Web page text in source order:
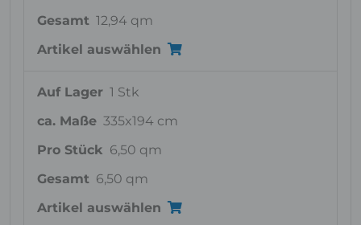
Gesamt 12,94 qm
Artikel auswählen
Auf Lager 1 Stk
ca. Maße 335x194 cm
Pro Stück 6,50 qm
Gesamt 6,50 qm
Artikel auswählen